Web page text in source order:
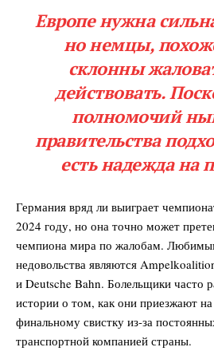
Европе нужна
но немцы,
склонны
действовать.
полномочий
правительства
есть надежда на
Германия вряд ли выиграет
2024 году, но она точно может
чемпиона мира по жалобам.
недовольства являются
и Deutsche Bahn. Болельщики часто
истории о том, как они приезжают
финальному свистку из-за
транспортной компанией страны.